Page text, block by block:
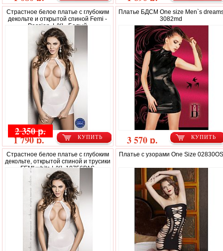
Страстное белое платье с глубоким
декольте и открытой спиной Femi -
Passion, L/XL, Белый
КУПИТЬ
2 350 р.
1 790 р.
Платье БДСМ One size Men`s
3082md
КУПИТЬ
3 570 р.
Страстное белое платье с глубоким
декольте, открытой спиной и трусики
FEMI white L/XL 10756PAS
Платье с узорами One Size 02830OS